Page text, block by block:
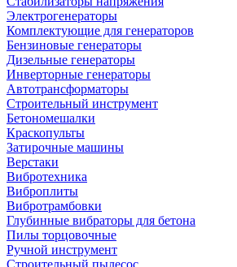
Электрогенераторы
Комплектующие для генераторов
Бензиновые генераторы
Дизельные генераторы
Инверторные генераторы
Автотрансформаторы
Строительный инструмент
Бетономешалки
Краскопульты
Затирочные машины
Верстаки
Вибротехника
Виброплиты
Вибротрамбовки
Глубинные вибраторы для бетона
Пилы торцовочные
Ручной инструмент
Строительный пылесос